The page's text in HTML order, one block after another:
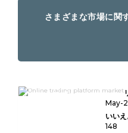
さまざまな市場に関
タイプ（委員会、取引手数料
など）、アプリケーション
（機関投資家、小売投資家な
レンド分析、競争力のあるイ
ンテリジェンス、歴史的デー
May-
いい
148